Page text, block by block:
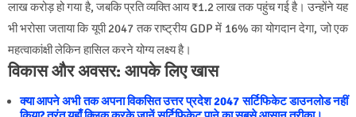
लाख करोड़ हो गया है, जबकि प्रति व्यक्ति आय ₹1.2 लाख तक पहुंच गई है। उन्होंने यह
भी भरोसा जताया कि यूपी 2047 तक राष्ट्रीय GDP में 16% का योगदान देगा, जो एक
महत्वाकांक्षी लेकिन हासिल करने योग्य लक्ष्य है।
विकास और अवसर: आपके लिए खास
क्या आपने अभी तक अपना विकसित उत्तर प्रदेश 2047 सर्टिफिकेट डाउनलोड नहीं